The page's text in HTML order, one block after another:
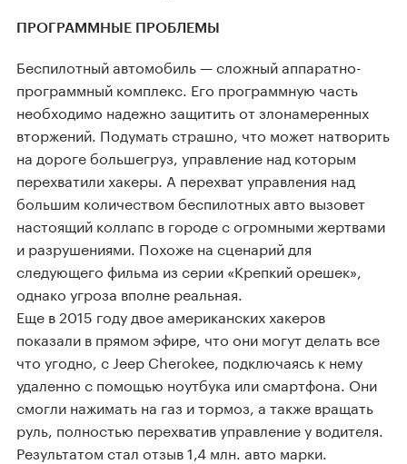
ПРОГРАММНЫЕ ПРОБЛЕМЫ
Беспилотный автомобиль — сложный аппаратно-
программный комплекс. Его программную часть
необходимо надежно защитить от злонамеренных
вторжений. Подумать страшно, что может натворить
на дороге большегруз, управление над которым
перехватили хакеры. А перехват управления над
большим количеством беспилотных авто вызовет
настоящий коллапс в городе с огромными жертвами
и разрушениями. Похоже на сценарий для
следующего фильма из серии «Крепкий орешек»,
однако угроза вполне реальная.
Еще в 2015 году двое американских хакеров
показали в прямом эфире, что они могут делать все
что угодно, с Jeep Cherokee, подключаясь к нему
удаленно с помощью ноутбука или смартфона. Они
смогли нажимать на газ и тормоз, а также вращать
руль, полностью перехватив управление у водителя.
Результатом стал отзыв 1,4 млн. авто марки.